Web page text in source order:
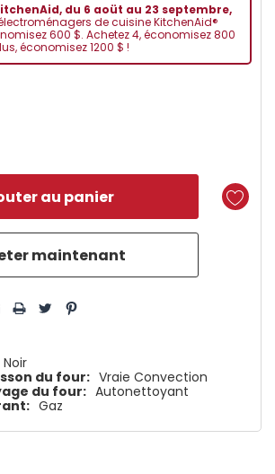
du 6 aoüt au 23 septembre,
de cuisine KitchenAid®
600 $. Achetez 4, économisez 800
économisez 1200 $ !
du four: Vraie Convection
du four: Autonettoyant
Gaz